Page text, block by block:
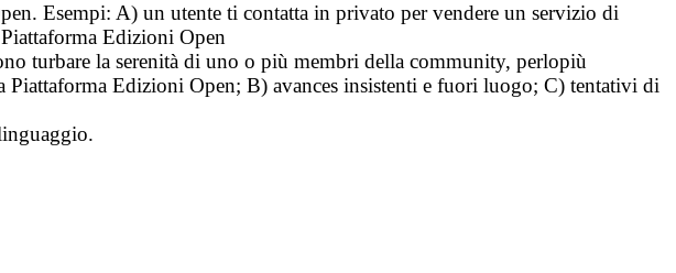
Esempi: A) un utente ti contatta in privato per vendere un servizio di
Edizioni Open
turbare la serenità di uno o più membri della community, perlopiù
Edizioni Open; B) avances insistenti e fuori luogo; C) tentativi di